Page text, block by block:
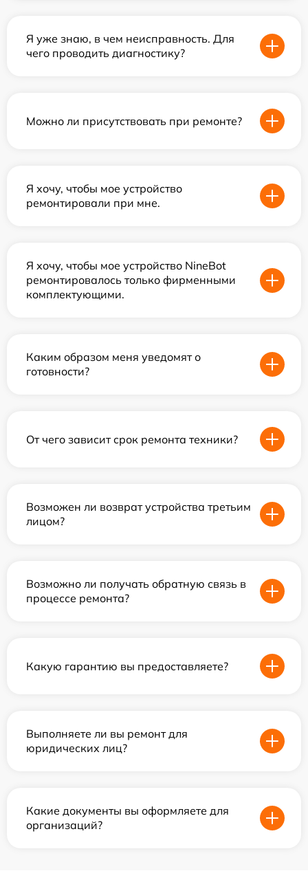
Я уже знаю, в чем неисправность. Для
чего проводить диагностику?
Можно ли присутствовать при ремонте?
Я хочу, чтобы мое устройство
ремонтировали при мне.
Я хочу, чтобы мое устройство NineBot
ремонтировалось только фирменными
комплектующими.
Каким образом меня уведомят о
готовности?
От чего зависит срок ремонта техники?
Возможен ли возврат устройства третьим
лицом?
Возможно ли получать обратную связь в
процессе ремонта?
Какую гарантию вы предоставляете?
Выполняете ли вы ремонт для
юридических лиц?
Какие документы вы оформляете для
организаций?